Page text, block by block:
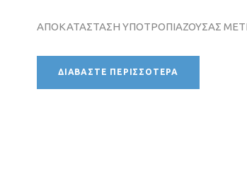
ΑΠΟΚΑΤΑΣΤΑΣΗ ΥΠΟΤΡΟΠΙΑΖΟΥΣΑΣ
ΔΙΑΒΆΣΤΕ ΠΕΡΙΣΣΌΤΕΡΑ